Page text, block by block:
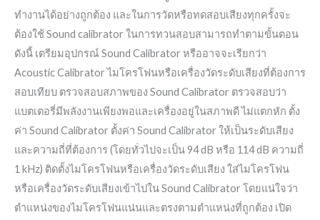
ทำงานได้อย่างถูกต้อง และในการวัดหรือทดสอบเสียงทุกครั้งจะ
ต้องใช้ Sound calibrator ในการทวนสอบสามารถทำตามขั้นตอน
ดังนี้ เตรียมอุปกรณ์ Sound Calibrator หรืออาจจะเรียกว่า
Acoustic Calibrator ไมโครโฟนหรือเครื่องวัดระดับเสียงที่ต้องการ
สอบเทียบ ตรวจสอบสภาพของ Sound Calibrator ตรวจสอบว่า
แบตเตอรี่มีพลังงานเพียงพอและเครื่องอยู่ในสภาพดี ไม่แตกหัก ตั้ง
ค่า Sound Calibrator ตั้งค่า Sound Calibrator ให้เป็นระดับเสียง
และความถี่ที่ต้องการ (โดยทั่วไปจะเป็น 94 dB หรือ 114 dB ความถี่
1 kHz) ติดตั้งไมโครโฟนหรือเครื่องวัดระดับเสียง ใส่ไมโครโฟน
หรือเครื่องวัดระดับเสียงเข้าไปใน Sound Calibrator โดยแน่ใจว่า
ตำแหน่งของไมโครโฟนแน่นและตรงตามตำแหน่งที่ถูกต้อง เปิด